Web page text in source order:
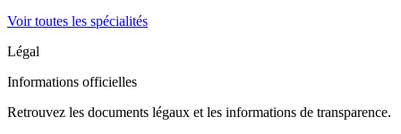
Voir toutes les spécialités
Légal
Informations officielles
Retrouvez les documents légaux et les informations de transparence.